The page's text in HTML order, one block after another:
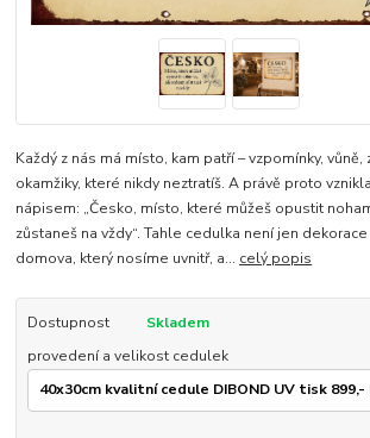
Každý z nás má místo, kam patří – vzpomínky, vůně,
okamžiky, které nikdy neztratíš. A právě proto
nápisem: „Česko, místo, které můžeš opustit
zůstaneš na vždy“. Tahle cedulka není jen
domova, který nosíme uvnitř, a... celý popis
Dostupnost
Skladem
provedení a velikost cedulek